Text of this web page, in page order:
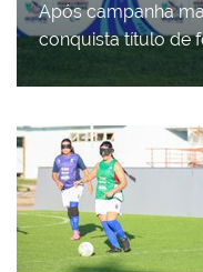
Após campanha
conquista título de